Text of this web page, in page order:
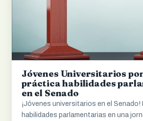
Jóvenes Universitarios
práctica habilidades
en el Senado
¡Jóvenes universitarios en el Senado!
habilidades parlamentarias en una